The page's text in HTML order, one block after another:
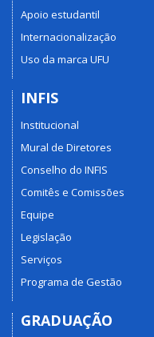
Apoio estudantil
Internacionalização
Uso da marca UFU
INFIS
Institucional
Mural de Diretores
Conselho do INFIS
Comitês e Comissões
Equipe
Legislação
Serviços
Programa de Gestão
GRADUAÇÃO